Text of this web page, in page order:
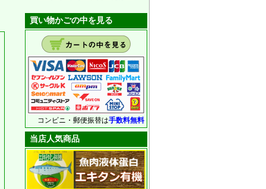
買い物かごの中を見る
コンビニ・郵便振替は手数料無料
当店人気商品